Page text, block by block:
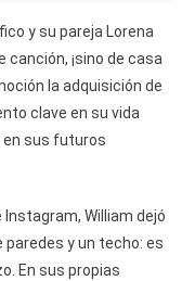
y su pareja Lorena
¡sino de casa
la adquisición de
clave en su vida
en sus futuros
William dejó
y un techo: es
En sus propias